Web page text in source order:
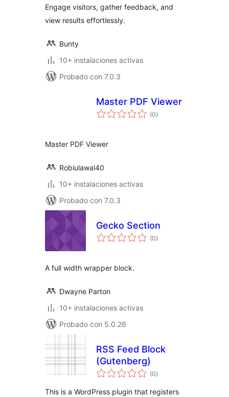
Engage visitors, gather feedback, and
view results effortlessly.
Bunty
10+ instalaciones activas
Probado con 7.0.3
Master PDF Viewer
(0valoraciones
en
)
Master PDF Viewer
Robiulawal40
10+ instalaciones activas
Probado con 7.0.3
Gecko Section
(0valoraciones
en
)
A full width wrapper block.
Dwayne Parton
10+ instalaciones activas
Probado con 5.0.26
RSS Feed Block
(Gutenberg)
(0valoraciones
en
)
This is a WordPress plugin that registers